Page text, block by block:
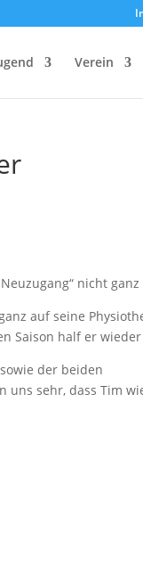
Verein
nicht ganz
auf seine
Saison half er
der beiden
uns sehr, dass Tim